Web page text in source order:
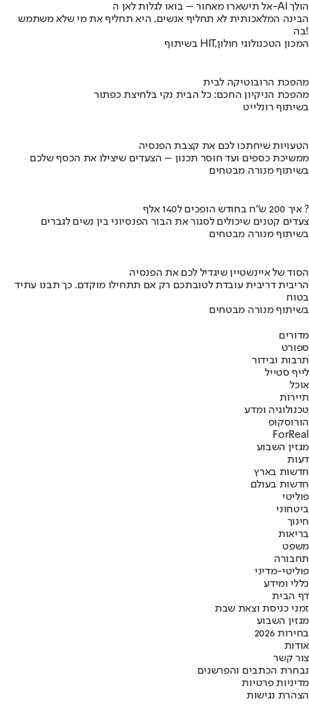
אל תישארו מאחור – בואו לגלות לאן ה-AI הולך
הבינה המלאכותית לא תחליף אנשים, היא תחליף את מי שלא משתמש
בה!
בשיתוף HIT,המכון הטכנולוגי חולון
מהפכת הרובוטיקה לבית
מהפכת הניקיון החכם: כל הבית נקי בלחיצת כפתור
בשיתוף רונלייט
הטעויות שיחתכו לכם את קצבת הפנסיה
ממשיכת כספים ועד חוסר תכנון – הצעדים שיצילו את הכסף שלכם
בשיתוף מנורה מבטחים
איך 200 ש"ח בחודש הופכים ל140 אלף ?
צעדים קטנים שיכולים לסגור את הבור הפנסיוני בין נשים לגברים
בשיתוף מנורה מבטחים
הסוד של איינשטיין שיגדיל לכם את הפנסיה
הריבית דריבית עובדת לטובתכם רק אם תתחילו מוקדם. כך תבנו עתיד
בטוח
בשיתוף מנורה מבטחים
מדורים
ספורט
תרבות ובידור
לייף סטייל
אוכל
תיירות
טכנולוגיה ומדע
הורוסקופ
ForReal
מגזין השבוע
דעות
חדשות בארץ
חדשות בעולם
פוליטי
ביטחוני
חינוך
בריאות
משפט
תחבורה
פוליטי-מדיני
כללי ומידע
דף הבית
זמני כניסת וצאת שבת
מגזין השבוע
בחירות 2026
אודות
צור קשר
נבחרת הכתבים והפרשנים
מדיניות פרטיות
הצהרת נגישות